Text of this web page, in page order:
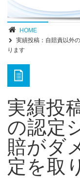
- 後遺障害等級認
- 後遺障害等級認
業務内容・報酬
- 部位別解説 ～
- 高次脳機能障害
保険の百科事典
事務所紹介
ご相談・お問い合
HOME
実績投稿：自賠責以外
ります
実績投
の認定
賠がダ
定を取